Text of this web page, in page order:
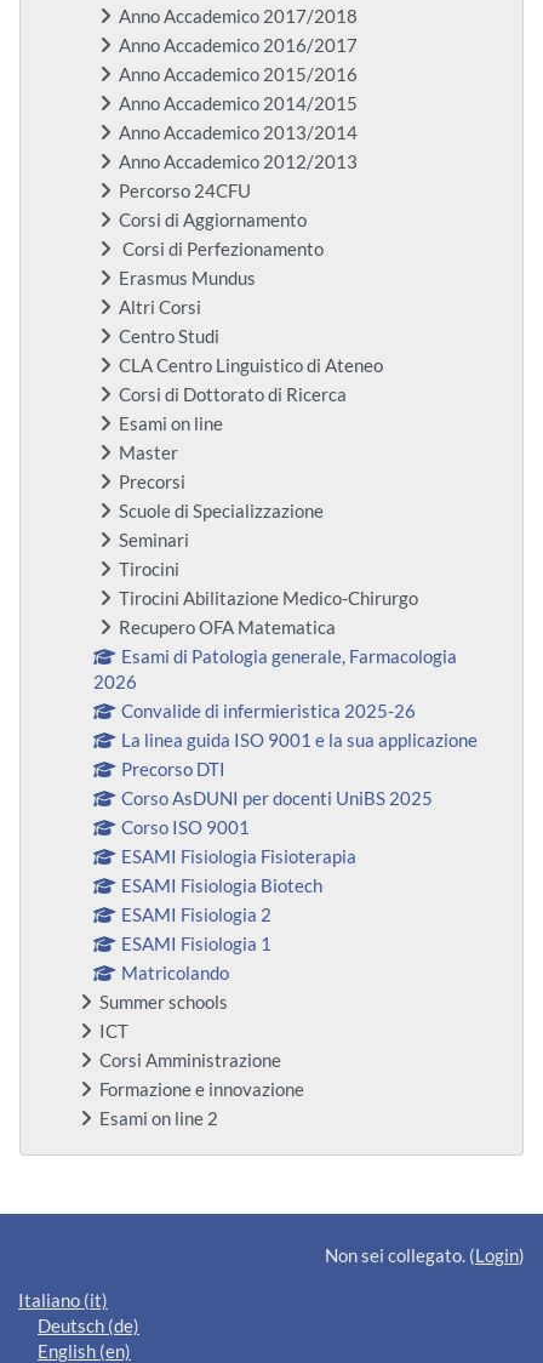
Anno Accademico 2017/2018
Anno Accademico 2016/2017
Anno Accademico 2015/2016
Anno Accademico 2014/2015
Anno Accademico 2013/2014
Anno Accademico 2012/2013
Percorso 24CFU
Corsi di Aggiornamento
Corsi di Perfezionamento
Erasmus Mundus
Altri Corsi
Centro Studi
CLA Centro Linguistico di Ateneo
Corsi di Dottorato di Ricerca
Esami on line
Master
Precorsi
Scuole di Specializzazione
Seminari
Tirocini
Tirocini Abilitazione Medico-Chirurgo
Recupero OFA Matematica
Esami di Patologia generale, Farmacologia
2026
Convalide di infermieristica 2025-26
La linea guida ISO 9001 e la sua applicazione
Precorso DTI
Corso AsDUNI per docenti UniBS 2025
Corso ISO 9001
ESAMI Fisiologia Fisioterapia
ESAMI Fisiologia Biotech
ESAMI Fisiologia 2
ESAMI Fisiologia 1
Matricolando
Summer schools
ICT
Corsi Amministrazione
Formazione e innovazione
Esami on line 2
Blocchi supplementari
Non sei collegato. (Login)
Italiano ‎(it)‎
Deutsch ‎(de)‎
English ‎(en)‎